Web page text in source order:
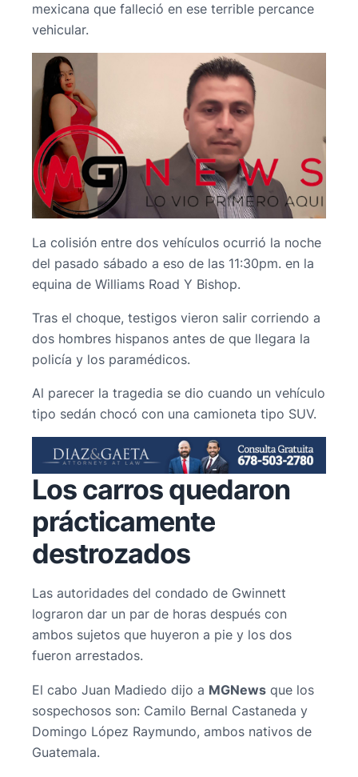
mexicana que falleció en ese terrible percance
vehicular.
La colisión entre dos vehículos ocurrió la noche
del pasado sábado a eso de las 11:30pm. en la
equina de Williams Road Y Bishop.
Tras el choque, testigos vieron salir corriendo a
dos hombres hispanos antes de que llegara la
policía y los paramédicos.
Al parecer la tragedia se dio cuando un vehículo
tipo sedán chocó con una camioneta tipo SUV.
Los carros quedaron
prácticamente
destrozados
Las autoridades del condado de Gwinnett
lograron dar un par de horas después con
ambos sujetos que huyeron a pie y los dos
fueron arrestados.
El cabo Juan Madiedo dijo a MGNews que los
sospechosos son: Camilo Bernal Castaneda y
Domingo López Raymundo, ambos nativos de
Guatemala.